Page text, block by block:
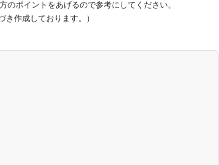
のポイントをあげるので参考にしてください。
作成しております。）